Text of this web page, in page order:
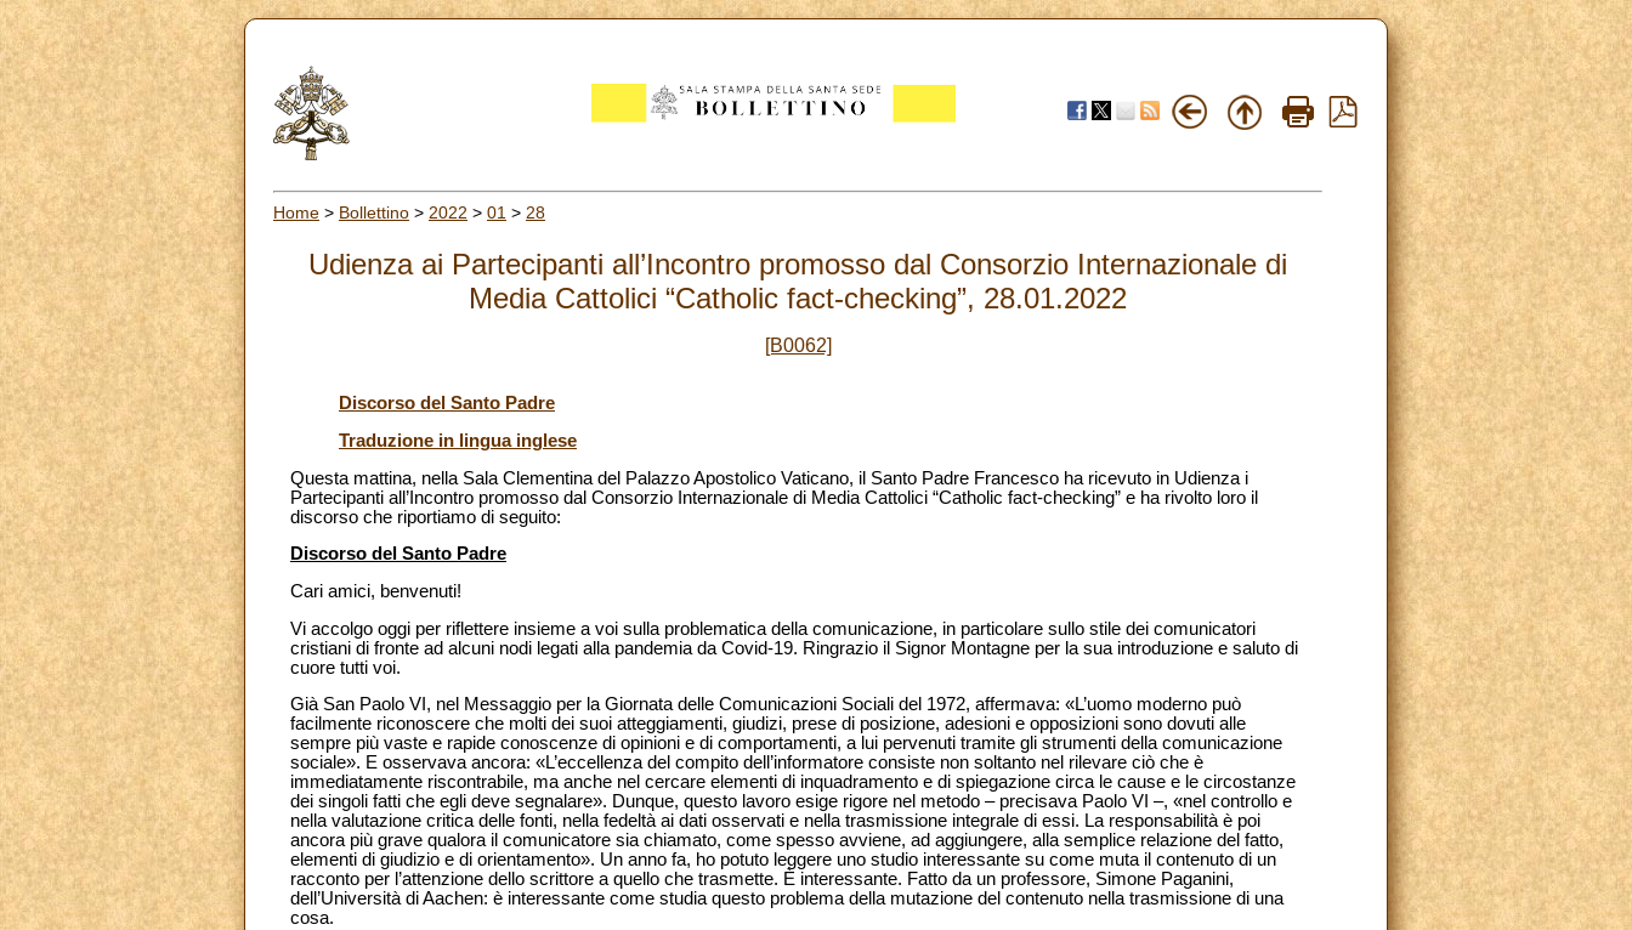
Home > Bollettino > 2022 > 01 > 28
Udienza ai Partecipanti all’Incontro promosso dal Consorzio Internazionale di
Media Cattolici “Catholic fact-checking”, 28.01.2022
[B0062]
Discorso del Santo Padre
Traduzione in lingua inglese
Questa mattina, nella Sala Clementina del Palazzo Apostolico Vaticano, il Santo Padre Francesco ha ricevuto in Udienza i
Partecipanti all’Incontro promosso dal Consorzio Internazionale di Media Cattolici “Catholic fact-checking” e ha rivolto loro il
discorso che riportiamo di seguito:
Discorso del Santo Padre
Cari amici, benvenuti!
Vi accolgo oggi per riflettere insieme a voi sulla problematica della comunicazione, in particolare sullo stile dei comunicatori
cristiani di fronte ad alcuni nodi legati alla pandemia da Covid-19. Ringrazio il Signor Montagne per la sua introduzione e saluto di
cuore tutti voi.
Già San Paolo VI, nel Messaggio per la Giornata delle Comunicazioni Sociali del 1972, affermava: «L’uomo moderno può
facilmente riconoscere che molti dei suoi atteggiamenti, giudizi, prese di posizione, adesioni e opposizioni sono dovuti alle
sempre più vaste e rapide conoscenze di opinioni e di comportamenti, a lui pervenuti tramite gli strumenti della comunicazione
sociale». E osservava ancora: «L’eccellenza del compito dell’informatore consiste non soltanto nel rilevare ciò che è
immediatamente riscontrabile, ma anche nel cercare elementi di inquadramento e di spiegazione circa le cause e le circostanze
dei singoli fatti che egli deve segnalare». Dunque, questo lavoro esige rigore nel metodo – precisava Paolo VI –, «nel controllo e
nella valutazione critica delle fonti, nella fedeltà ai dati osservati e nella trasmissione integrale di essi. La responsabilità è poi
ancora più grave qualora il comunicatore sia chiamato, come spesso avviene, ad aggiungere, alla semplice relazione del fatto,
elementi di giudizio e di orientamento». Un anno fa, ho potuto leggere uno studio interessante su come muta il contenuto di un
racconto per l’attenzione dello scrittore a quello che trasmette. È interessante. Fatto da un professore, Simone Paganini,
dell’Università di Aachen: è interessante come studia questo problema della mutazione del contenuto nella trasmissione di una
cosa.